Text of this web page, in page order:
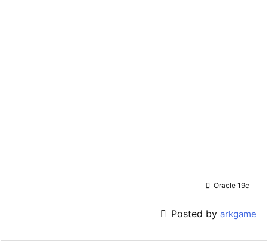
 Oracle 19c
 Posted by arkgame